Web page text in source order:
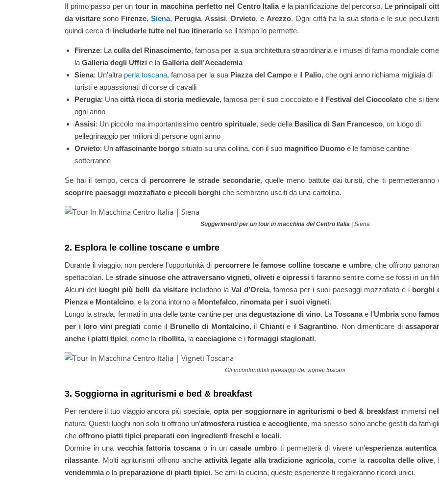
Il primo passo per un tour in macchina perfetto nel Centro Italiaè la pianificazione del percorso. Le principali
da visitaresono Firenze, Siena, Perugia, Assisi,Orvieto, e Arezzo. Ogni città ha la sua storia e le sue
quindi cerca di includerle tutte nel tuo itinerario se il tempo lo permette.
Firenze: La culla del Rinascimento, famosa per la sua architettura straordinaria e i musei di fama mondiale come
la Galleria degli Uffizi e la Galleria dell’Accademia
Siena: Un’altra perla toscana, famosa per la sua Piazza del Campo e il Palio, che ogni anno richiama migliaia di
turisti e appassionati di corse di cavalli
Perugia: Una città ricca di storia medievale, famosa per il suo cioccolato e il Festival del Cioccolato che si
ogni anno
Assisi: Un piccolo ma importantissimo centro spirituale, sede della Basilica di San Francesco, un luogo di
pellegrinaggio per milioni di persone ogni anno
Orvieto: Un affascinante borgo situato su una collina, con il suo magnifico Duomo e le famose cantine
sotterranee
Se hai il tempo, cerca di percorrere le strade secondarie, quelle meno battute dai turisti, che ti permetteranno
scoprire paesaggi mozzafiato e piccoli borghi che sembrano usciti da una cartolina.
Suggerimenti per un tour in macchina del Centro Italia | Siena
2. Esplora le colline toscane e umbre
Durante il viaggio, non perdere l’opportunità di percorrere le famose colline toscane e umbre, che offrono
spettacolari. Le strade sinuose che attraversano vigneti, oliveti e cipressi ti faranno sentire come se fossi in un
Alcuni dei luoghi più belli da visitareincludono la Val d’Orcia, famosa per i suoi paesaggi mozzafiato e i borghi
Pienza e Montalcino, e la zona intorno a Montefalco, rinomata per i suoi vigneti.
Lungo la strada, fermati in una delle tante cantine per unadegustazione di vino. LaToscanae l’Umbriasono
per i loro vini pregiati come il Brunello di Montalcino, il Chianti e il Sagrantino. Non dimenticare di
anche i piatti tipici, come la ribollita, la cacciagione e i formaggi stagionati.
Gli inconfondibili paesaggi dei vigneti toscani
3. Soggiorna in agriturismi e bed & breakfast
Per rendere il tuo viaggio ancora più speciale,opta per soggiornare in agriturismi o bed & breakfastimmersi
natura. Questi luoghi non solo ti offrono un’atmosfera rustica e accogliente, ma spesso sono anche gestiti da
che offrono piatti tipici preparati con ingredienti freschi e locali.
Dormire in una vecchia fattoria toscanao in uncasale umbro ti permetterà di vivere un’esperienza autentica
rilassante. Molti agriturismi offrono anche attività legate alla tradizione agricola, come la raccolta delle olive,
vendemmiao la preparazione di piatti tipici. Se ami la cucina, queste esperienze ti regaleranno ricordi unici.